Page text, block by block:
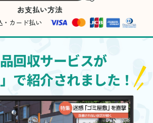
お支払い方法
カード払い
回収サービスが
で紹介されました！